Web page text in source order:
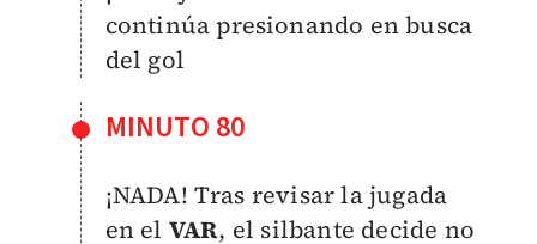
continúa presionando en busca
del gol
MINUTO 80
¡NADA! Tras revisar la jugada
en el VAR, el silbante decide no